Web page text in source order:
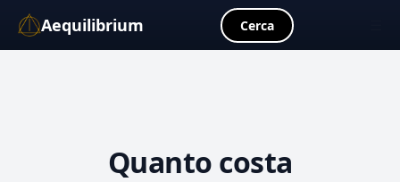
Aequilibrium Cerca
Quanto costa